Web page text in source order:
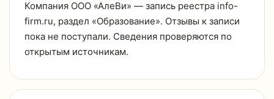
Компания ООО «АлеВи» — запись реестра info-
firm.ru, раздел «Образование». Отзывы к записи
пока не поступали. Сведения проверяются по
открытым источникам.